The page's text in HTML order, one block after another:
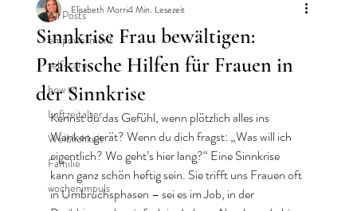
All Posts
empowerment
self-care
how to
Luftzeitalter
Weiblichkeit
Familie
wochenimpuls
Sinnkrise Frau bewältigen:
Praktische Hilfen für Frauen in
der Sinnkrise
Elisabeth Morri4 Min. Lesezeit
Kennst du das Gefühl, wenn plötzlich alles ins
Wanken gerät? Wenn du dich fragst: „Was will ich
eigentlich? Wo geht’s hier lang?“ Eine Sinnkrise
kann ganz schön heftig sein. Sie trifft uns Frauen oft
in Umbruchsphasen – sei es im Job, in der